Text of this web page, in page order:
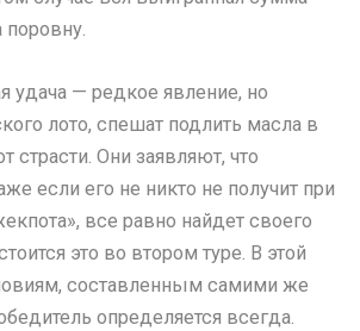
поровну.
удача — редкое явление, но
лото, спешат подлить масла в
страсти. Они заявляют, что
если его не никто не получит при
все равно найдет своего
это во втором туре. В этой
составленным самими же
определяется всегда.